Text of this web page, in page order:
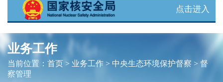
点击进入
业务工作
当前位置： 首页> 业务工作> 中央生态环境保护督察 > 督
察管理